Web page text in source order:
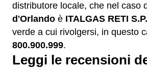
distributore locale, che nel caso
d'Orlando è ITALGAS RETI
verde a cui rivolgersi, in questo
800.900.999.
Leggi le recensioni